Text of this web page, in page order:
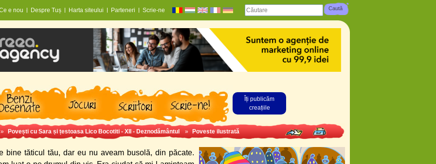
e nou Despre Tuș Harta siteului Parteneri Scrie-ne
Îți publicăm
creațiile
Povești cu Sara și țestoasa Lico Bocotiti - XII - Deznodământul » Poveste ilustrată
bine tăticul tău, dar eu nu aveam busolă, din păcate.